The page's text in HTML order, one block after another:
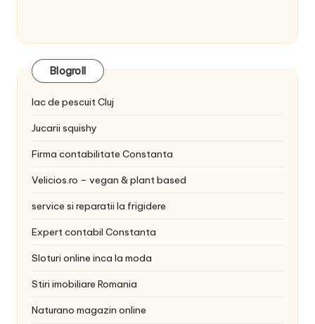
Blogroll
lac de pescuit Cluj
Jucarii squishy
Firma contabilitate Constanta
Velicios.ro – vegan & plant based
service si reparatii la frigidere
Expert contabil Constanta
Sloturi online inca la moda
Stiri imobiliare Romania
Naturano magazin online